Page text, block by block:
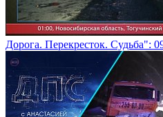
Дорога. Перекресток. Судьба":